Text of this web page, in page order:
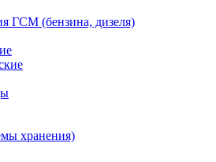
ГСМ (бензина, дизеля)
хранения)